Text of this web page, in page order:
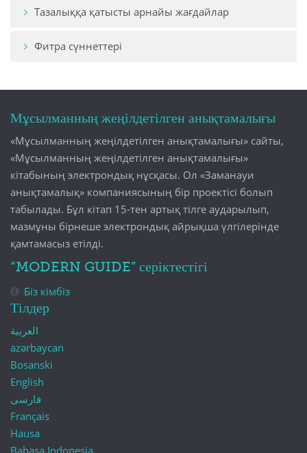
Тазалыққа қатысты арнайы жағдайлар
Фитра сүннеттері
Мұсылманның жеңілдетілген анықтамалығы
«Мұсылманның жеңілдетілген анықтамалығы» сайты,
«Мұсылманның жеңілдетілген анықтамалығы»
кітабының электрондық нұсқасы. Ол «Заманауи
анықтамалық» компаниясының бір проектісі болып
табылады. Бұл кітап 15-тен артық тілге аударылып,
мазмұны бірнеше электрондық айрықша үлгілерінде
қамтамасыз етілді.
“MODERN GUIDE” серіктестігі
Біз кімбіз
Тілдер
العربية
azərbaycan
Bosanski
English
فارسی
Français
Hausa